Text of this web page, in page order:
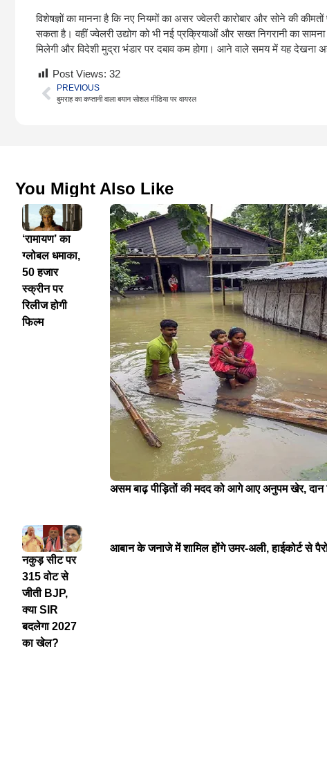
विशेषज्ञों का मानना है कि नए नियमों का असर ज्वेलरी कारोबार और सोने की
सकता है। वहीं ज्वेलरी उद्योग को भी नई प्रक्रियाओं और सख्त निगरानी का
मिलेगी और विदेशी मुद्रा भंडार पर दबाव कम होगा। आने वाले समय में यह देखना
Post Views: 32
PREVIOUS
बुमराह का कप्तानी वाला बयान सोशल मीडिया पर वायरल
You Might Also Like
‘रामायण’ का
ग्लोबल धमाका,
50 हजार
स्क्रीन पर
रिलीज होगी
फिल्म
असम बाढ़ पीड़ितों की मदद को आगे आए अनुपम खेर, दान
नकुड़ सीट पर
315 वोट से
जीती BJP,
क्या SIR
बदलेगा 2027
का खेल?
आबान के जनाजे में शामिल होंगे उमर-अली, हाईकोर्ट से